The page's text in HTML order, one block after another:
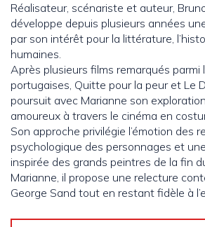
Réalisateur, scénariste et auteur,
développe depuis plusieurs années
par son intérêt pour la littérature,
humaines.
Après plusieurs films remarqués parmi
portugaises, Quitte pour la peur et Le
poursuit avec Marianne son
amoureux à travers le cinéma en
Son approche privilégie l’émotion des
psychologique des personnages et
inspirée des grands peintres de la fin
Marianne, il propose une relecture
George Sand tout en restant fidèle à